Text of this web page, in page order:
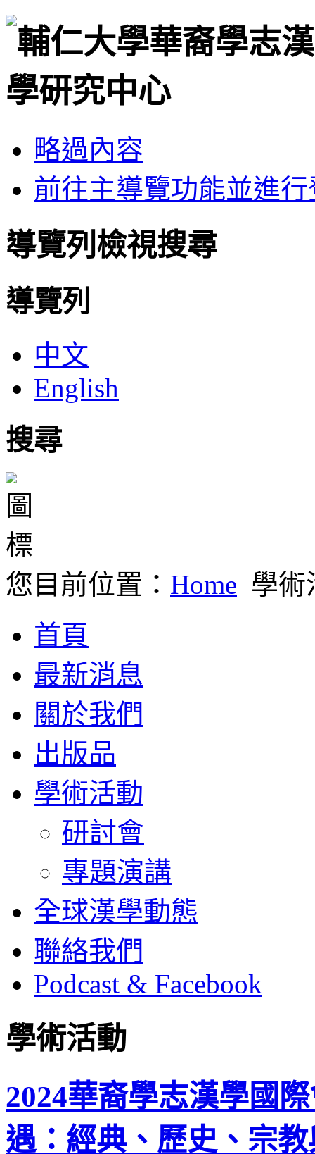
略過內容
前往主導覽功能並進行
導覽列檢視搜尋
導覽列
中文
English
搜尋
您目前位置： Home 學術
首頁
最新消息
關於我們
出版品
學術活動
研討會
專題演講
全球漢學動態
聯絡我們
Podcast & Facebook
學術活動
2024華裔學志漢學國
遇：經典、歷史、宗